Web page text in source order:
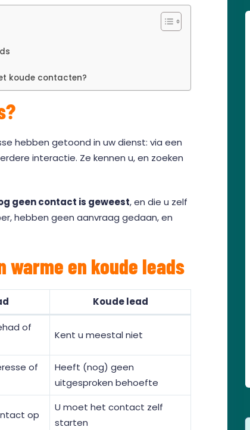
koude contacten?
hebben getoond in uw dienst: via een
interactie. Ze kennen u, en zoeken
geen contact is geweest, en die u zelf
hebben geen aanvraag gedaan, en
warme en koude leads
Koude lead
of
Kent u meestal niet
of
Heeft (nog) geen
uitgesproken behoefte
op
U moet het contact zelf
starten